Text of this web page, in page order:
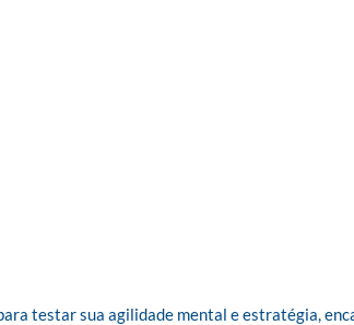
testar sua agilidade mental e estratégia,